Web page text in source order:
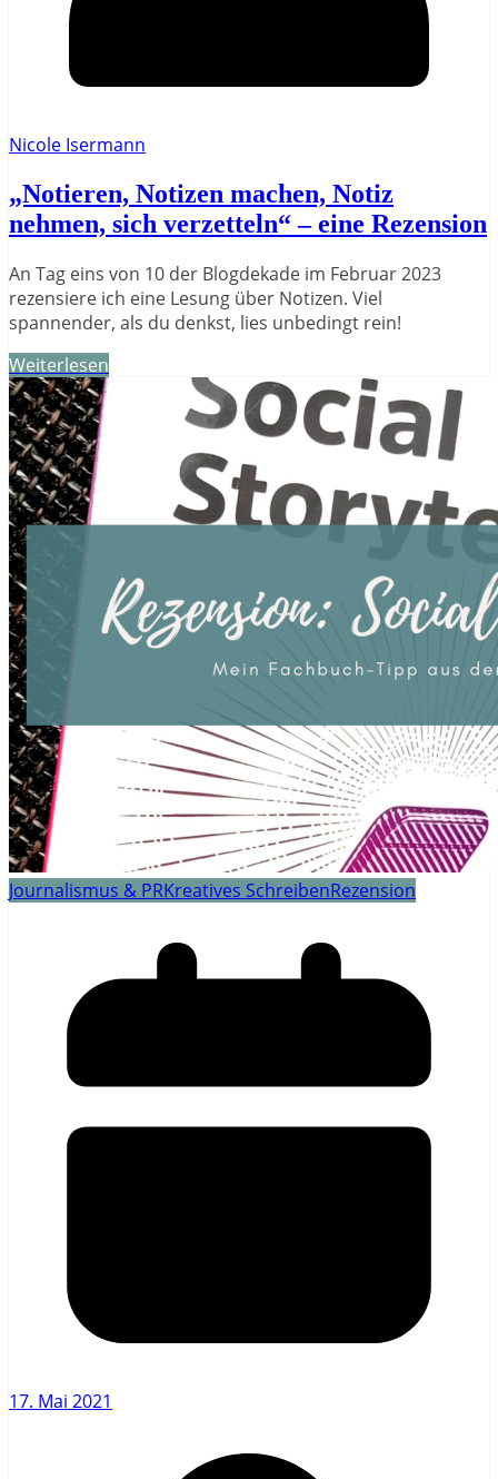
Nicole Isermann
„Notieren, Notizen machen, Notiz
nehmen, sich verzetteln“ – eine Rezension
An Tag eins von 10 der Blogdekade im Februar 2023
rezensiere ich eine Lesung über Notizen. Viel
spannender, als du denkst, lies unbedingt rein!
Weiterlesen
Journalismus & PRKreatives SchreibenRezension
17. Mai 2021